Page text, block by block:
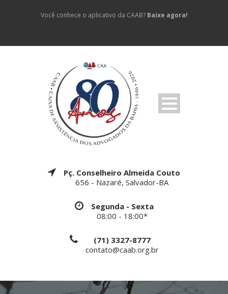
Você conhece o aplicativo da CAAB? Baixe agora!
Pç. Conselheiro Almeida Couto
656 - Nazaré, Salvador-BA
Segunda - Sexta
08:00 - 18:00*
(71) 3327-8777
contato@caab.org.br